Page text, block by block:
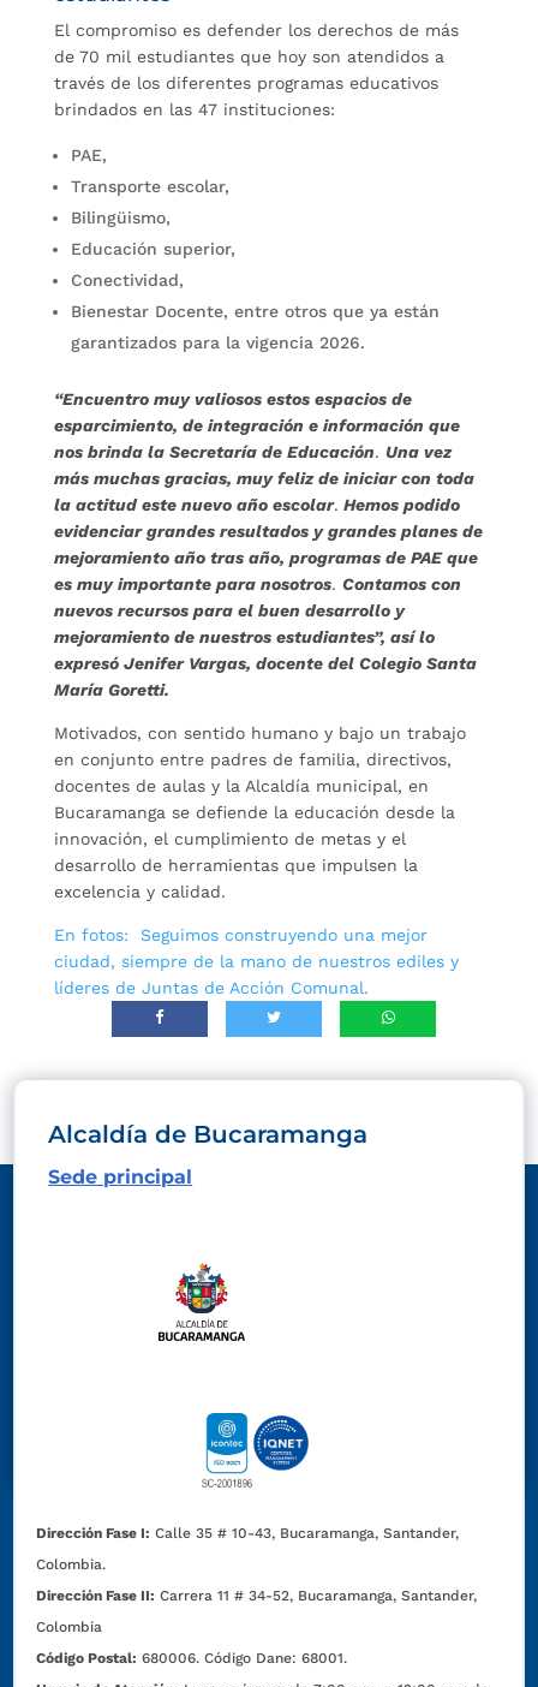
El compromiso es defender los derechos de más
de 70 mil estudiantes que hoy son atendidos a
través de los diferentes programas educativos
brindados en las 47 instituciones:
PAE,
Transporte escolar,
Bilingüismo,
Educación superior,
Conectividad,
Bienestar Docente, entre otros que ya están
garantizados para la vigencia 2026.
“Encuentro muy valiosos estos espacios de
esparcimiento, de integración e información que
nos brinda la Secretaría de Educación. Una vez
más muchas gracias, muy feliz de iniciar con toda
la actitud este nuevo año escolar. Hemos podido
evidenciar grandes resultados y grandes planes de
mejoramiento año tras año, programas de PAE que
es muy importante para nosotros. Contamos con
nuevos recursos para el buen desarrollo y
mejoramiento de nuestros estudiantes”, así lo
expresó Jenifer Vargas, docente del Colegio Santa
María Goretti.
Motivados, con sentido humano y bajo un trabajo
en conjunto entre padres de familia, directivos,
docentes de aulas y la Alcaldía municipal, en
Bucaramanga se defiende la educación desde la
innovación, el cumplimiento de metas y el
desarrollo de herramientas que impulsen la
excelencia y calidad.
En fotos: Seguimos construyendo una mejor
ciudad, siempre de la mano de nuestros ediles y
líderes de Juntas de Acción Comunal.
Alcaldía de Bucaramanga
Sede principal
Dirección Fase I: Calle 35 # 10-43, Bucaramanga, Santander,
Colombia.
Dirección Fase II: Carrera 11 # 34-52, Bucaramanga, Santander,
Colombia
Código Postal: 680006. Código Dane: 68001.